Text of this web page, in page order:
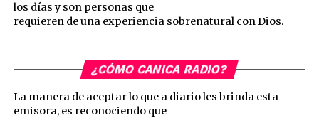
los días y son personas que
requieren de una experiencia sobrenatural con Dios.
¿CÓMO CANICA RADIO?
La manera de aceptar lo que a diario les brinda esta
emisora, es reconociendo que